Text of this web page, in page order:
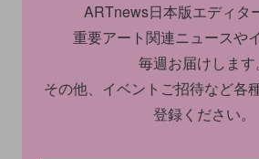
ARTnews日本版エディタ
重要アート関連ニュースや
毎週お届けします。
その他、イベントご招待など各
登録ください。